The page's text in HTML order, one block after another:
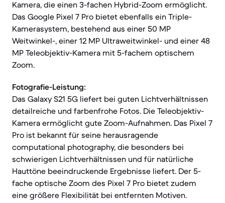
Kamera, die einen 3-fachen Hybrid-Zoom ermöglicht.
Das Google Pixel 7 Pro bietet ebenfalls ein Triple-
Kamerasystem, bestehend aus einer 50 MP
Weitwinkel-, einer 12 MP Ultraweitwinkel- und einer 48
MP Teleobjektiv-Kamera mit 5-fachem optischem
Zoom.
Fotografie-Leistung:
Das Galaxy S21 5G liefert bei guten Lichtverhältnissen
detailreiche und farbenfrohe Fotos. Die Teleobjektiv-
Kamera ermöglicht gute Zoom-Aufnahmen. Das Pixel 7
Pro ist bekannt für seine herausragende
computational photography, die besonders bei
schwierigen Lichtverhältnissen und für natürliche
Hauttöne beeindruckende Ergebnisse liefert. Der 5-
fache optische Zoom des Pixel 7 Pro bietet zudem
eine größere Flexibilität bei entfernten Motiven.